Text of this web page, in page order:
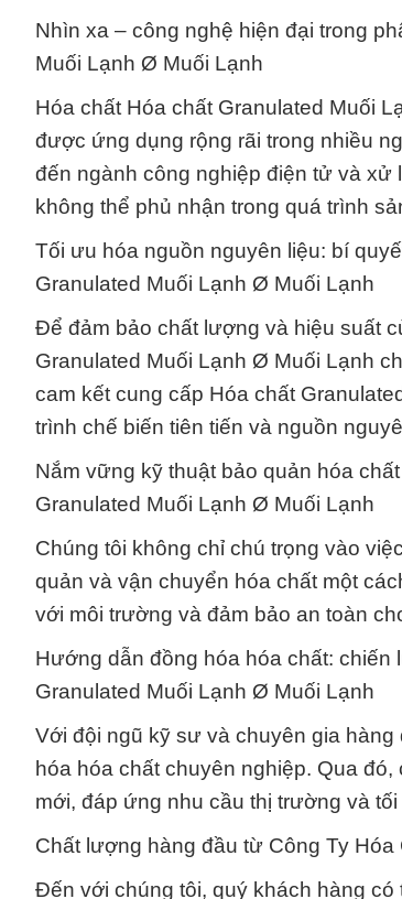
Nhìn xa – công nghệ hiện đại trong
Muối Lạnh Ø Muối Lạnh
Hóa chất Hóa chất Granulated Muối
được ứng dụng rộng rãi trong nhiều
đến ngành công nghiệp điện tử và
không thể phủ nhận trong quá trình
Tối ưu hóa nguồn nguyên liệu: bí
Granulated Muối Lạnh Ø Muối Lạnh
Để đảm bảo chất lượng và hiệu suất
Granulated Muối Lạnh Ø Muối Lạnh
cam kết cung cấp Hóa chất
trình chế biến tiên tiến và nguồn
Nắm vững kỹ thuật bảo quản hóa
Granulated Muối Lạnh Ø Muối Lạnh
Chúng tôi không chỉ chú trọng vào
quản và vận chuyển hóa chất một
với môi trường và đảm bảo an toàn
Hướng dẫn đồng hóa hóa chất:
Granulated Muối Lạnh Ø Muối Lạnh
Với đội ngũ kỹ sư và chuyên gia
hóa hóa chất chuyên nghiệp. Qua
mới, đáp ứng nhu cầu thị trường và
Chất lượng hàng đầu từ Công Ty
Đến với chúng tôi, quý khách hàng